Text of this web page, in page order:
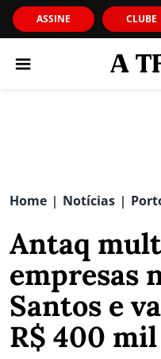
ASSINE CLUBE
Home | Notícias |
Antaq
empresas
Santos e
R$ 400 mil